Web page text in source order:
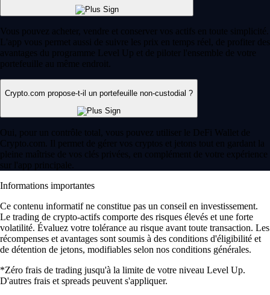
Vous pouvez acheter, vendre et conserver vos actifs en toute simplicité.
L'app vous permet aussi de suivre les prix en temps réel, de profiter des
avantages du programme Level Up et de piloter l'ensemble de votre
portefeuille au même endroit.
Crypto.com propose-t-il un portefeuille non-custodial ?
Oui, pour un contrôle total, vous pouvez utiliser le DeFi Wallet de
Crypto.com. Il permet de gérer vos cryptos et jetons tout en gardant la
pleine maîtrise de vos clés privées, en complément de votre expérience
sur l'app principale.
Informations importantes
Ce contenu informatif ne constitue pas un conseil en investissement.
Le trading de crypto-actifs comporte des risques élevés et une forte
volatilité. Évaluez votre tolérance au risque avant toute transaction. Les
récompenses et avantages sont soumis à des conditions d'éligibilité et
de détention de jetons, modifiables selon nos conditions générales.
*Zéro frais de trading jusqu'à la limite de votre niveau Level Up.
D'autres frais et spreads peuvent s'appliquer.